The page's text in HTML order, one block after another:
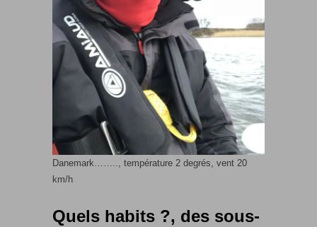
Danemark…….., température 2 degrés, vent 20
km/h
Quels habits ?, des sous-